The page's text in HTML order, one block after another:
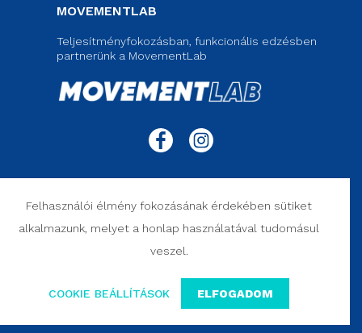
MOVEMENTLAB
Teljesítményfokozásban, funkcionális edzésben
partnerünk a MovementLab
ÁSZF ___ ADATVÉDELEM ___ SZERZŐI JOGI NYILATKOZAT ___
Felhasználói élmény fokozásának érdekében sütiket
alkalmazunk, melyet a honlap használatával tudomásul
veszel.
COOKIE BEÁLLÍTÁSOK ELFOGADOM